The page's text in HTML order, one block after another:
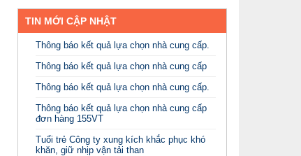
TIN MỚI CẬP NHẬT
Thông báo kết quả lựa chọn nhà cung cấp.
Thông báo kết quả lựa chọn nhà cung cấp
Thông báo kết quả lựa chọn nhà cung cấp.
Thông báo kết quả lựa chọn nhà cung cấp
đơn hàng 155VT
Tuổi trẻ Công ty xung kích khắc phục khó
khăn, giữ nhịp vận tải than